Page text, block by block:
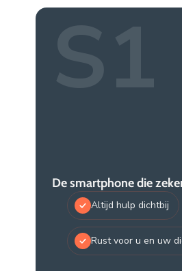
S1
De smartphone die
Altijd hulp dichtbij
Rust voor u en uw